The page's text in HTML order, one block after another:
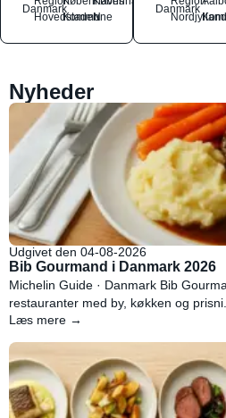
Danmark
Hovedstaden
Kommune
N
Danmark
Nordjylland
Nyheder
Udgivet den 04-08-2026
Bib Gourmand i Danmark 2026
Michelin Guide · Danmark Bib
restauranter med by, køkken og prisni...
Læs mere →